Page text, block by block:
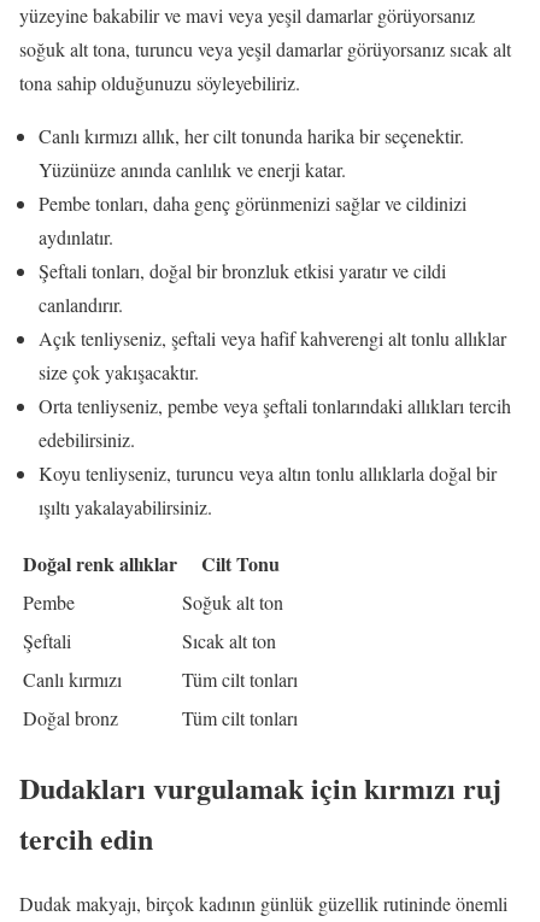
yüzeyine bakabilir ve mavi veya yeşil damarlar görüyorsanız
soğuk alt tona, turuncu veya yeşil damarlar görüyorsanız sıcak alt
tona sahip olduğunuzu söyleyebiliriz.
Canlı kırmızı allık, her cilt tonunda harika bir seçenektir.
Yüzünüze anında canlılık ve enerji katar.
Pembe tonları, daha genç görünmenizi sağlar ve cildinizi
aydınlatır.
Şeftali tonları, doğal bir bronzluk etkisi yaratır ve cildi
canlandırır.
Açık tenliyseniz, şeftali veya hafif kahverengi alt tonlu allıklar
size çok yakışacaktır.
Orta tenliyseniz, pembe veya şeftali tonlarındaki allıkları tercih
edebilirsiniz.
Koyu tenliyseniz, turuncu veya altın tonlu allıklarla doğal bir
ışıltı yakalayabilirsiniz.
Doğal renk allıklar Cilt Tonu
Pembe
Soğuk alt ton
Şeftali
Sıcak alt ton
Canlı kırmızı
Tüm cilt tonları
Doğal bronz
Tüm cilt tonları
Dudakları vurgulamak için kırmızı ruj
tercih edin
Dudak makyajı, birçok kadının günlük güzellik rutininde önemli